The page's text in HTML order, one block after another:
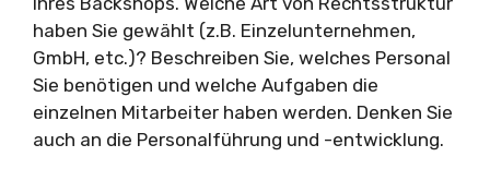
haben Sie gewählt (z.B. Einzelunternehmen,
GmbH, etc.)? Beschreiben Sie, welches Personal
Sie benötigen und welche Aufgaben die
einzelnen Mitarbeiter haben werden. Denken Sie
auch an die Personalführung und -entwicklung.